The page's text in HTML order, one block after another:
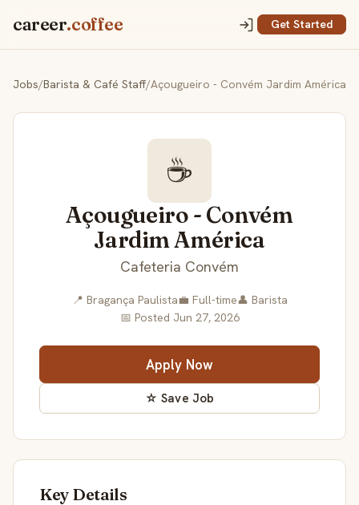
career.coffee Get Started
Jobs/Barista & Café Staff/Açougueiro - Convém Jardim América
☕
Açougueiro - Convém
Jardim América
Cafeteria Convém
📍 Bragança Paulista💼 Full-time👤 Barista
📅 Posted Jun 27, 2026
Apply Now
☆ Save Job
Key Details